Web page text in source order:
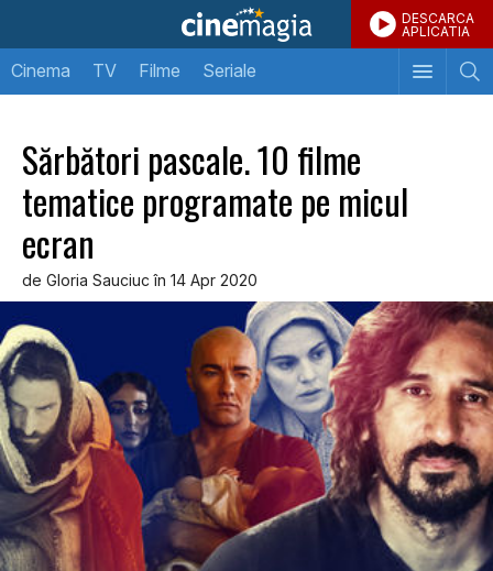
DESCARCA
APLICATIA
Cinema TV Filme Seriale
Sărbători pascale. 10 filme
tematice programate pe micul
ecran
de Gloria Sauciuc în 14 Apr 2020